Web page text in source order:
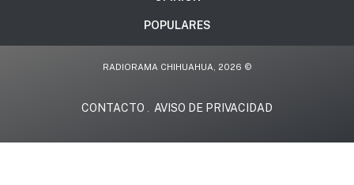
POPULARES
RADIORAMA CHIHUAHUA, 2026 ©
CONTACTO AVISO DE PRIVACIDAD